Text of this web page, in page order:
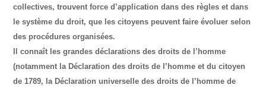
collectives, trouvent force d’application dans des règles et dans
le système du droit, que les citoyens peuvent faire évoluer selon
des procédures organisées.
Il connaît les grandes déclarations des droits de l’homme
(notamment la Déclaration des droits de l’homme et du citoyen
de 1789, la Déclaration universelle des droits de l’homme de